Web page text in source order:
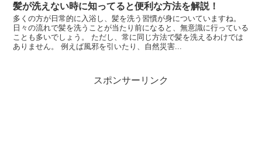
髪が洗えない時に知ってると便利な方法を解説！
多くの方が日常的に入浴し、髪を洗う習慣が身についていますね。
日々の流れで髪を洗うことが当たり前になると、無意識に行っている
ことも多いでしょう。 ただし、常に同じ方法で髪を洗えるわけでは
ありません。 例えば風邪を引いたり、自然災害...
スポンサーリンク